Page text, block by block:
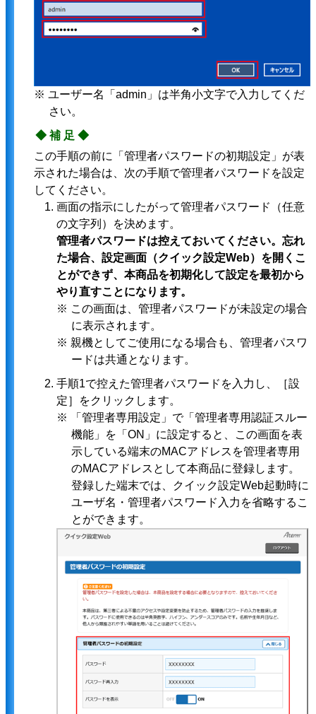
※ ユーザー名「admin」は半角小文字で入力してくだ
さい。
◆補足◆
この手順の前に「管理者パスワードの初期設定」が表
示された場合は、次の手順で管理者パスワードを設定
してください。
画面の指示にしたがって管理者パスワード（任意
の文字列）を決めます。
管理者パスワードは控えておいてください。忘れ
た場合、設定画面（クイック設定Web）を開くこ
とができず、本商品を初期化して設定を最初から
やり直すことになります。
※ この画面は、管理者パスワードが未設定の場合
に表示されます。
※ 親機としてご使用になる場合も、管理者パスワ
ードは共通となります。
手順1で控えた管理者パスワードを入力し、［設
定］をクリックします。
※ 「管理者専用設定」で「管理者専用認証スルー
機能」を「ON」に設定すると、この画面を表
示している端末のMACアドレスを管理者専用
のMACアドレスとして本商品に登録します。
登録した端末では、クイック設定Web起動時に
ユーザ名・管理者パスワード入力を省略するこ
とができます。